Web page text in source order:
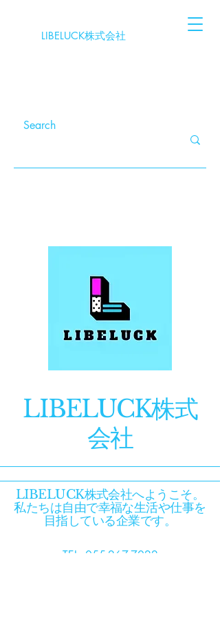
LIBELUCK株式会社
LIBELUCK株式
会社
LIBELUCK株式会社へようこそ。
私たちは自由で幸福な生活や仕事を
目指している企業です。
TEL: 055-267-7022